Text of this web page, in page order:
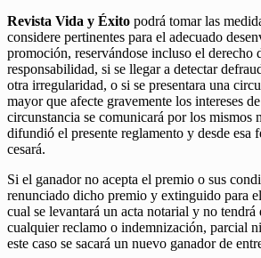
Revista Vida y Éxito podrá tomar las
considere pertinentes para el adecuado
promoción, reservándose incluso el derecho
responsabilidad, si se llegar a detectar
otra irregularidad, o si se presentara una
mayor que afecte gravemente los intereses
circunstancia se comunicará por los mismos
difundió el presente reglamento y desde esa
cesará.
Si el ganador no acepta el premio o sus
renunciado dicho premio y extinguido para
cual se levantará un acta notarial y no tendrá
cualquier reclamo o indemnización, parcial
este caso se sacará un nuevo ganador de